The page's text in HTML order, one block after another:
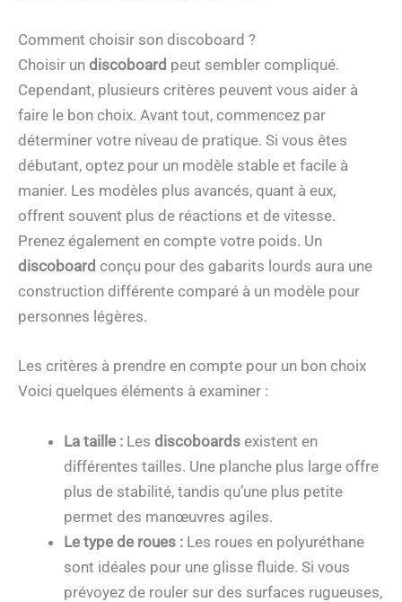
Comment choisir son discoboard ?
Choisir un discoboard peut sembler compliqué.
Cependant, plusieurs critères peuvent vous aider à
faire le bon choix. Avant tout, commencez par
déterminer votre niveau de pratique. Si vous êtes
débutant, optez pour un modèle stable et facile à
manier. Les modèles plus avancés, quant à eux,
offrent souvent plus de réactions et de vitesse.
Prenez également en compte votre poids. Un
discoboard conçu pour des gabarits lourds aura une
construction différente comparé à un modèle pour
personnes légères.
Les critères à prendre en compte pour un bon choix
Voici quelques éléments à examiner :
La taille : Les discoboards existent en
différentes tailles. Une planche plus large offre
plus de stabilité, tandis qu’une plus petite
permet des manœuvres agiles.
Le type de roues : Les roues en polyuréthane
sont idéales pour une glisse fluide. Si vous
prévoyez de rouler sur des surfaces rugueuses,